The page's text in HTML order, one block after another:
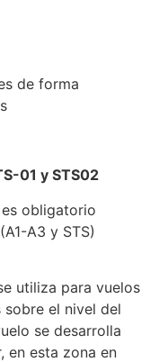
de forma
01 y STS02
obligatorio
A3 y STS)
utiliza para vuelos
el nivel del
se desarrolla
en esta zona en